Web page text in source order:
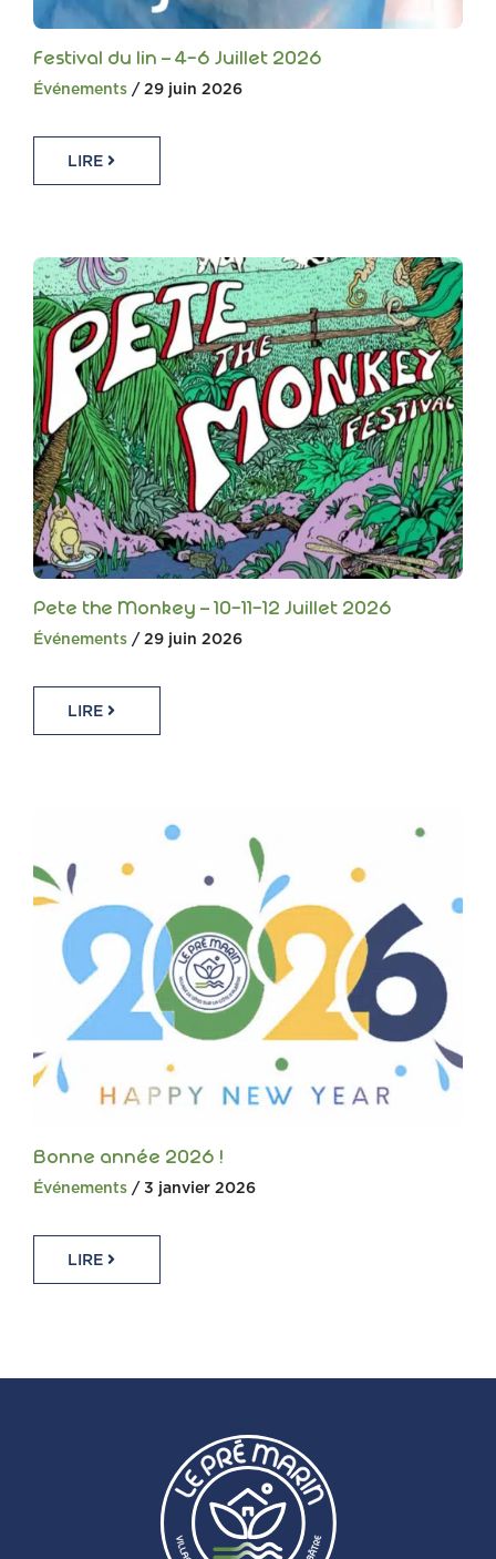
Festival du lin – 4-6 Juillet 2026
Événements / 29 juin 2026
LIRE
Pete the Monkey – 10-11-12 Juillet 2026
Événements / 29 juin 2026
LIRE
Bonne année 2026 !
Événements / 3 janvier 2026
LIRE